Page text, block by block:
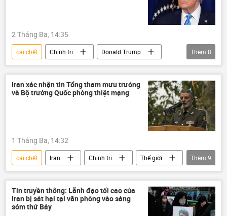
2 Tháng Ba, 14:35
cái chết Chính trị
Donald Trump
Hoa Kỳ
Iran
Israel
xung đột quân sự
xung đột
Ali Khamenei
tấn công Thế giới
Thêm 8
Iran xác nhận tin Tổng tham mưu trưởng
và Bộ trưởng Quốc phòng thiệt mạng
1 Tháng Ba, 14:32
cái chết Iran Chính trị
Thế giới
xung đột quân sự
xung đột
thiệt mạng
Israel
Hoa Kỳ
tấn công
Liên Hợp Quốc
Thêm 9
Tin truyền thông: Lãnh đạo tối cao của
Iran bị sát hại tại văn phòng vào sáng
sớm thứ Bảy